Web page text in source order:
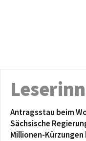
Antragsstau beim
Sächsische
Millionen-